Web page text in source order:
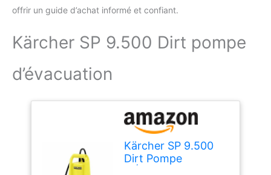
offrir un guide d’achat informé et confiant.
Kärcher SP 9.500 Dirt pompe
d’évacuation
Kärcher SP 9.500
Dirt Pompe